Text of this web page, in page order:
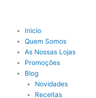
Main
Menu
Inicio
Quem Somos
As Nossas Lojas
Promoções
Blog
Novidades
Receitas